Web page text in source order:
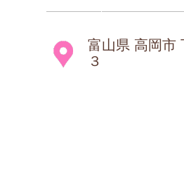
富山県 高岡市
３